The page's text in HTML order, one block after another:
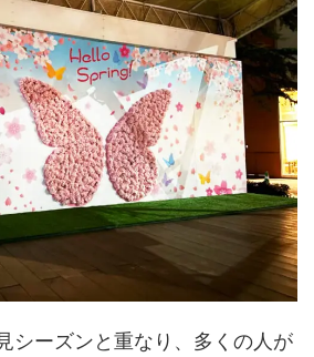
シーズンと重なり、多くの人が